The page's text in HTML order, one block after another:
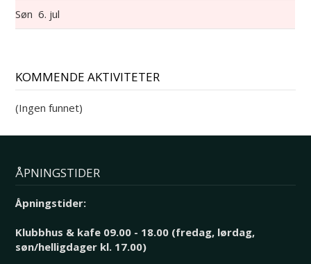
Søn 6. jul
KOMMENDE AKTIVITETER
(Ingen funnet)
ÅPNINGSTIDER
Åpningstider:
Klubbhus & kafe 09.00 - 18.00 (fredag, lørdag,
søn/helligdager kl. 17.00)